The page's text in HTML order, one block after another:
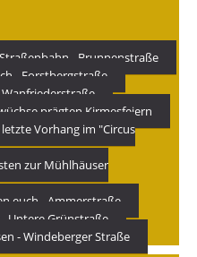
- Brunnenstraße
- Forstbergstraße
prägten Kirmesfeiern
Vorhang im "Circus
zur Mühlhäuser
euch - Ammerstraße
Untere Grünstraße
- Windeberger Straße